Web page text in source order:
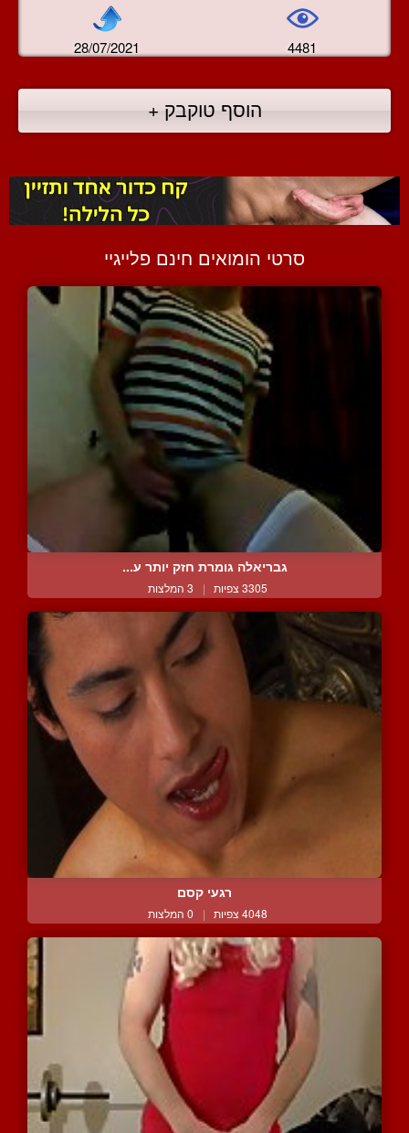
28/07/2021 4481
הוסף טוקבק +
סרטי הומואים חינם פלייגיי
גבריאלה גומרת חזק יותר ע...
3305 צפיות | 3 המלצות
רגעי קסם
4048 צפיות | 0 המלצות